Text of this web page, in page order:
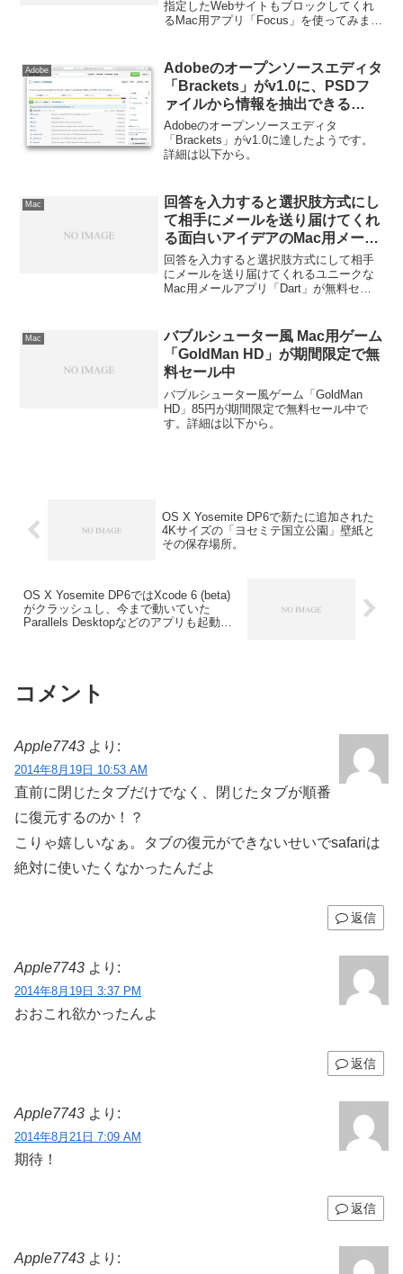
指定したWebサイトもブロックしてくれ
るMac用アプリ「Focus」を使ってみまし
Adobe
Adobeのオープンソースエディタ
「Brackets」がv1.0に、PSDフ
ァイルから情報を抽出できる
Extract for BracketsのPreviewバ
ージョンも。
Adobeのオープンソースエディタ
「Brackets」がv1.0に達したようです。
詳細は以下から。
Mac
回答を入力すると選択肢方式にし
て相手にメールを送り届けてくれ
る面白いアイデアのMac用メール
アプリ「Dart」が無料セール中。
Apple Watchにも対応予定。
回答を入力すると選択肢方式にして相手
にメールを送り届けてくれるユニークな
Mac用メールアプリ「Dart」が無料セー
Mac
バブルシューター風 Mac用ゲーム
「GoldMan HD」が期間限定で無
料セール中
バブルシューター風ゲーム「GoldMan
HD」85円が期間限定で無料セール中で
す。詳細は以下から。
OS X Yosemite DP6で新たに追加された
4Kサイズの「ヨセミテ国立公園」壁紙と
その保存場所。
OS X Yosemite DP6ではXcode 6 (beta)
がクラッシュし、今まで動いていた
Parallels Desktopなどのアプリも起動し
コメント
Apple7743 より:
2014年8月19日 10:53 AM
直前に閉じたタブだけでなく、閉じたタブが順番
に復元するのか！？
こりゃ嬉しいなぁ。タブの復元ができないせいでsafariは
絶対に使いたくなかったんだよ
返信
Apple7743 より:
2014年8月19日 3:37 PM
おおこれ欲かったんよ
返信
Apple7743 より:
2014年8月21日 7:09 AM
期待！
返信
Apple7743 より: